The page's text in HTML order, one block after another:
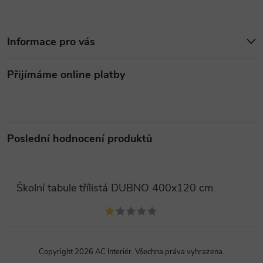
Informace pro vás
Přijímáme online platby
Poslední hodnocení produktů
Školní tabule třílistá DUBNO 400x120 cm
Copyright 2026 AC Interiér. Všechna práva vyhrazena.